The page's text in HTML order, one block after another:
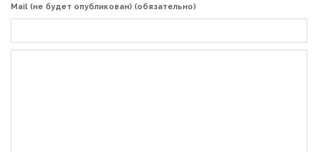
Mail (не будет опубликован) (обязательно)